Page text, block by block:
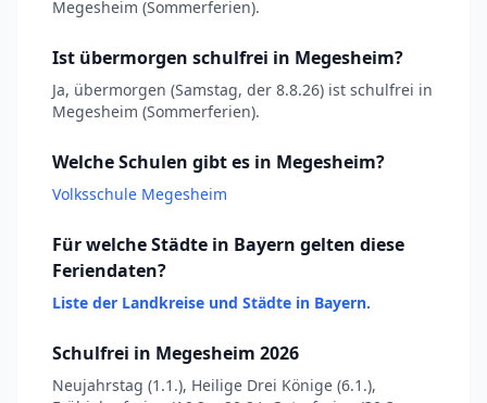
Megesheim (Sommerferien).
Ist übermorgen schulfrei in Megesheim?
Ja, übermorgen (Samstag, der 8.8.26) ist schulfrei in
Megesheim (Sommerferien).
Welche Schulen gibt es in Megesheim?
Volksschule Megesheim
Für welche Städte in Bayern gelten diese
Feriendaten?
Liste der Landkreise und Städte in Bayern.
Schulfrei in Megesheim 2026
Neujahrstag (1.1.), Heilige Drei Könige (6.1.),